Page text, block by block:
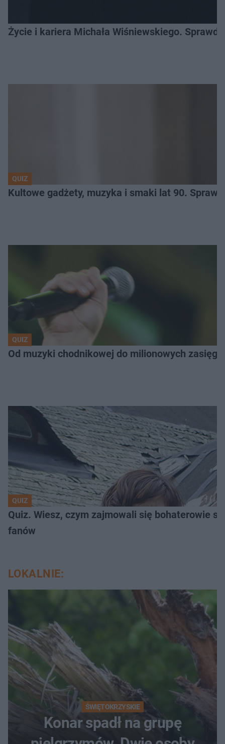
Życie i kariera Michała Wiśniewskiego.
QUIZ
Kultowe gadżety, muzyka i smaki lat 90.
QUIZ
Od muzyki chodnikowej do milionowych
QUIZ
Quiz. Wiesz, czym zajmowali się bohaterowie
fanów
LOKALNIE:
ŚWIĘTOKRZYSKIE
Konar spadł na grupę